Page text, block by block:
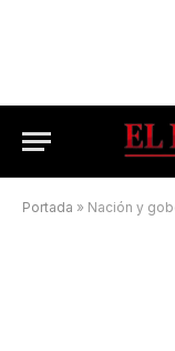
Portada » Nación y